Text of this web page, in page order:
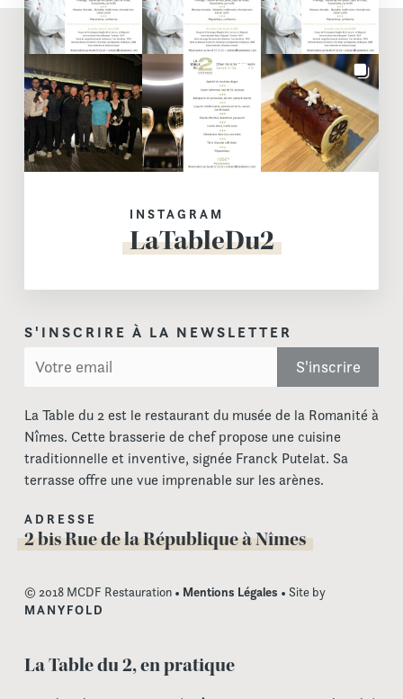
INSTAGRAM
LaTableDu2
S'INSCRIRE À LA NEWSLETTER
La Table du 2 est le restaurant du musée de la Romanité à
Nîmes. Cette brasserie de chef propose une cuisine
traditionnelle et inventive, signée Franck Putelat. Sa
terrasse offre une vue imprenable sur les arènes.
ADRESSE
2 bis Rue de la République à Nîmes
© 2018 MCDF Restauration • Mentions Légales • Site by
MANYFOLD
La Table du 2, en pratique